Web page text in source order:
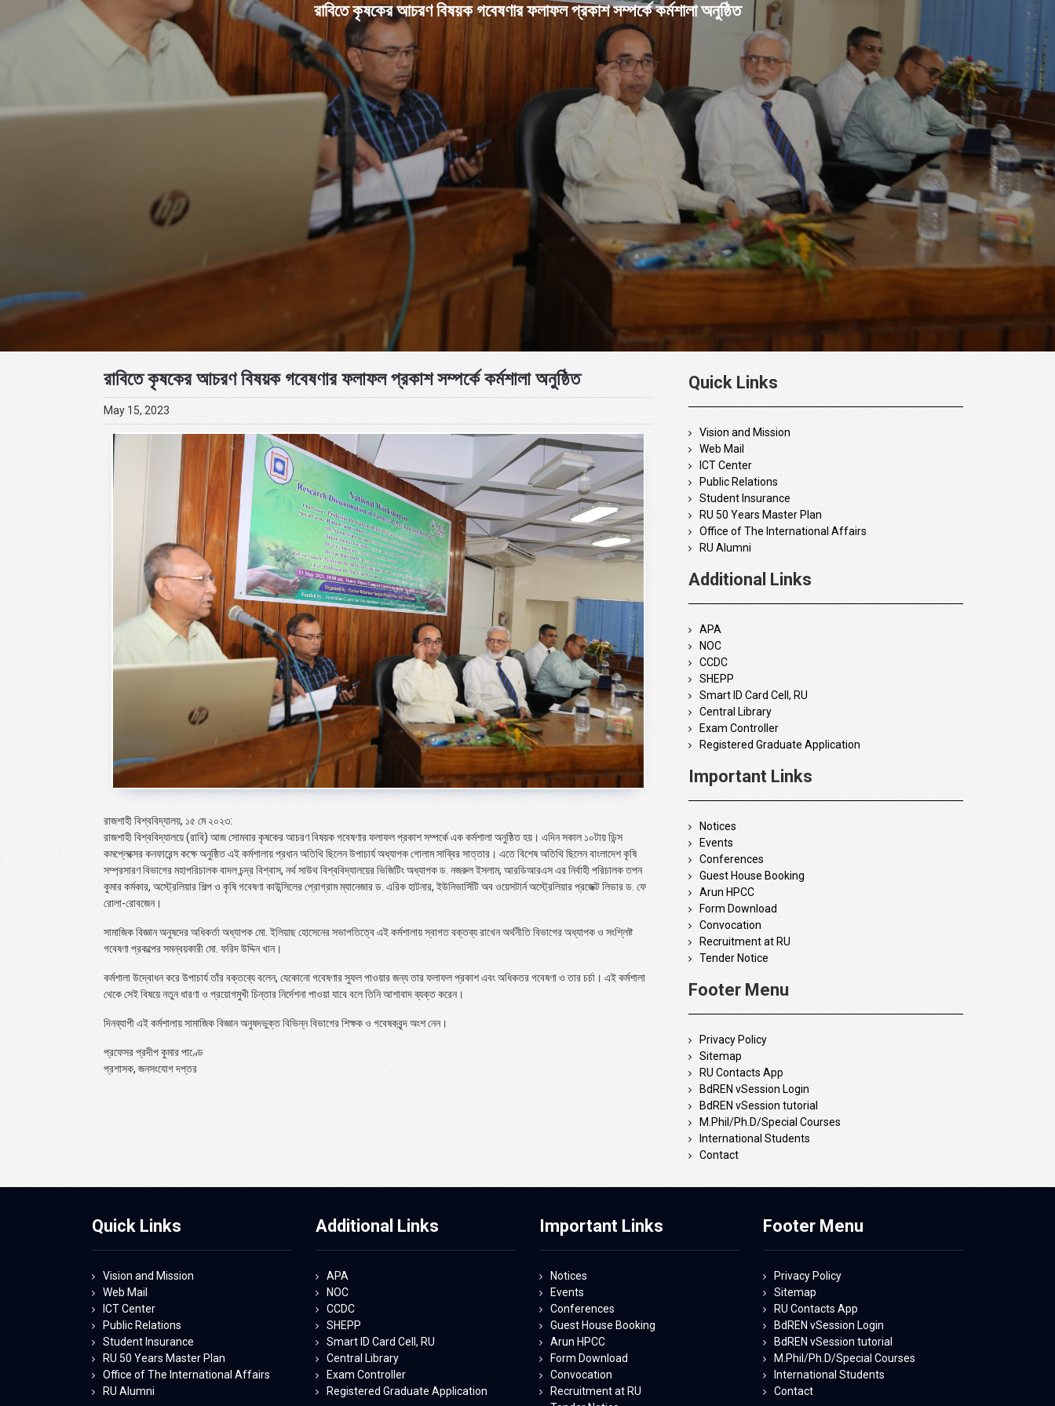
রাবিতে কৃষকের আচরণ বিষয়ক গবেষণার ফলাফল প্রকাশ সম্পর্কে কর্মশালা অনুষ্ঠিত
রাবিতে কৃষকের আচরণ বিষয়ক গবেষণার ফলাফল প্রকাশ সম্পর্কে কর্মশালা অনুষ্ঠিত
May 15, 2023
রাজশাহী বিশ্ববিদ্যালয়, ১৫ মে ২০২৩:
রাজশাহী বিশ্ববিদ্যালয়ে (রাবি) আজ সোমবার কৃষকের আচরণ বিষয়ক গবেষণার ফলাফল প্রকাশ সম্পর্কে এক কর্মশালা অনুষ্ঠিত হয়। এদিন সকাল ১০টায় ডিন্স
কমপ্লেক্সের কনফারেন্স কক্ষে অনুষ্ঠিত এই কর্মশালায় প্রধান অতিথি ছিলেন উপাচার্য অধ্যাপক গোলাম সাব্বির সাত্তার। এতে বিশেষ অতিথি ছিলেন বাংলাদেশ কৃষি
সম্প্রসারণ বিভাগের মহাপরিচালক বাদল চন্দ্র বিশ্বাস, নর্থ সাউথ বিশ্ববিদ্যালয়ের ভিজিটিং অধ্যাপক ড. নজরুল ইসলাম, আরডিআরএস এর নির্বাহী পরিচালক তপন
কুমার কর্মকার, অস্ট্রেলিয়ার শিল্প ও কৃষি গবেষণা কাউন্সিলের প্রোগ্রাম ম্যানেজার ড. এরিক হাটনার, ইউনিভার্সিটি অব ওয়েসটার্ন অস্ট্রেলিয়ার প্রজেক্ট লিডার ড. ফে
রোলা-রোবজেন।
সামাজিক বিজ্ঞান অনুষদের অধিকর্তা অধ্যাপক মো. ইলিয়াছ হোসেনের সভাপতিত্বে এই কর্মশালায় স্বাগত বক্তব্য রাখেন অর্থনীতি বিভাগের অধ্যাপক ও সংশ্লিষ্ট
গবেষণা প্রকল্পের সমন্বয়কারী মো. ফরিদ উদ্দিন খান।
কর্মশালা উদ্বোধন করে উপাচার্য তাঁর বক্তব্যে বলেন, যেকোনো গবেষণার সুফল পাওয়ার জন্য তার ফলাফল প্রকাশ এবং অধিকতর গবেষণা ও তার চর্চা। এই কর্মশালা
থেকে সেই বিষয়ে নতুন ধারণা ও প্রয়োগমুখী চিন্তার নির্দেশনা পাওয়া যাবে বলে তিনি আশাবাদ ব্যক্ত করেন।
দিনব্যাপী এই কর্মশালায় সামাজিক বিজ্ঞান অনুষদভুক্ত বিভিন্ন বিভাগের শিক্ষক ও গবেষকবৃন্দ অংশ নেন।
প্রফেসর প্রদীপ কুমার পাণ্ডে
প্রশাসক, জনসংযোগ দপ্তর
Quick Links
Vision and Mission
Web Mail
ICT Center
Public Relations
Student Insurance
RU 50 Years Master Plan
Office of The International Affairs
RU Alumni
Additional Links
APA
NOC
CCDC
SHEPP
Smart ID Card Cell, RU
Central Library
Exam Controller
Registered Graduate Application
Important Links
Notices
Events
Conferences
Guest House Booking
Arun HPCC
Form Download
Convocation
Recruitment at RU
Tender Notice
Footer Menu
Privacy Policy
Sitemap
RU Contacts App
BdREN vSession Login
BdREN vSession tutorial
M.Phil/Ph.D/Special Courses
International Students
Contact
Quick Links
Vision and Mission
Web Mail
ICT Center
Public Relations
Student Insurance
RU 50 Years Master Plan
Office of The International Affairs
RU Alumni
Additional Links
APA
NOC
CCDC
SHEPP
Smart ID Card Cell, RU
Central Library
Exam Controller
Registered Graduate Application
Important Links
Notices
Events
Conferences
Guest House Booking
Arun HPCC
Form Download
Convocation
Recruitment at RU
Footer Menu
Privacy Policy
Sitemap
RU Contacts App
BdREN vSession Login
BdREN vSession tutorial
M.Phil/Ph.D/Special Courses
International Students
Contact